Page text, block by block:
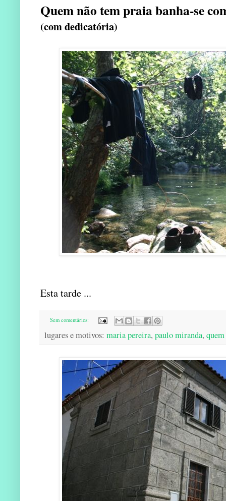
Quem não tem praia banha-se
(com dedicatória)
Esta tarde ...
Sem comentários:
lugares e motivos: maria pereira, paulo miranda,